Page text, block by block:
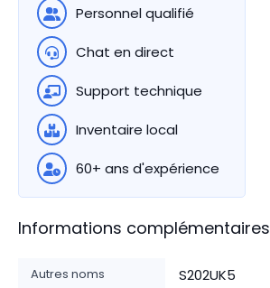
Personnel qualifié
Chat en direct
Support technique
Inventaire local
60+ ans d'expérience
Informations complémentaires
Autres noms S202UK5